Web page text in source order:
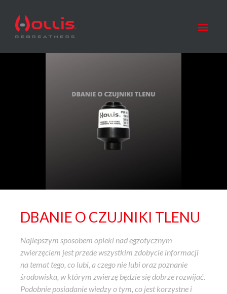
DBANIE O CZUJNIKI TLENU
Najlepszym sposobem opieki nad egzotycznym
zwierzęciem jest przede wszystkim zdobycie informacji
na temat tego, co lubi, a czego nie lubi oraz poznanie
środowiska, w którym zwierzę będzie się dobrze rozwijać.
Podobnie posiadanie wiedzy o tym, co jest korzystne i